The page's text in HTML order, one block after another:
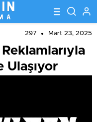
297 Mart 23, 2025
Ulaşıyor